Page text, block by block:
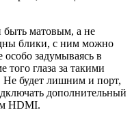
быть матовым, а не
блики, с ним можно
особо задумываясь в
глаза за такими
Не будет лишним и порт,
дополнительный
HDMI.